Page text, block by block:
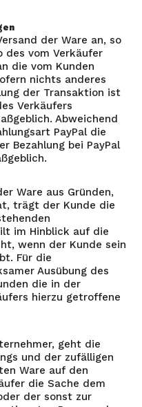
der Ware an, so
des vom Verkäufer
die vom Kunden
nichts anderes
der Transaktion ist
Verkäufers
Abweichend
PayPal die
Bezahlung bei PayPal
Ware aus Gründen,
trägt der Kunde die
im Hinblick auf die
wenn der Kunde sein
Für die
Ausübung des
die in der
hierzu getroffene
geht die
und der zufälligen
Ware auf den
die Sache dem
der sonst zur